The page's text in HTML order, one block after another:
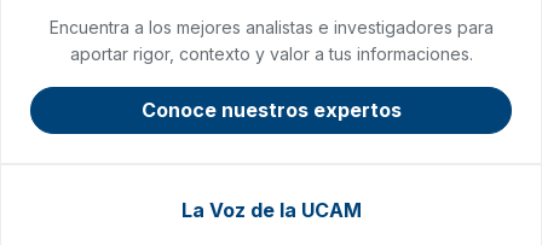
Encuentra a los mejores analistas e investigadores para
aportar rigor, contexto y valor a tus informaciones.
Conoce nuestros expertos
La Voz de la UCAM